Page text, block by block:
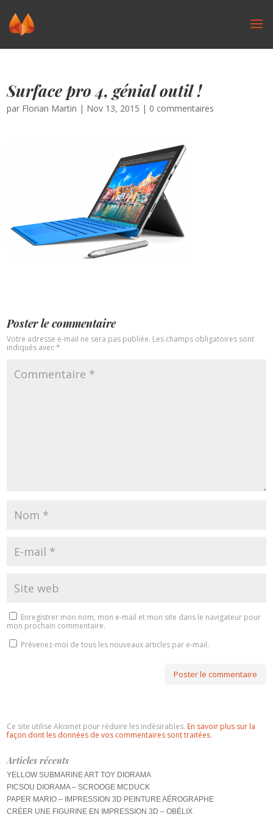
Surface pro 4, génial outil !
par Florian Martin | Nov 13, 2015 | 0 commentaires
Poster le commentaire
Votre adresse e-mail ne sera pas publiée. Les champs obligatoires sont
indiqués avec*
Enregistrer mon nom, mon e-mail et mon site dans le navigateur pour
mon prochain commentaire.
Prévenez-moi de tous les nouveaux articles par e-mail.
Ce site utilise Akismet pour réduire les indésirables. En savoir plus sur la
façon dont les données de vos commentaires sont traitées.
Articles récents
YELLOW SUBMARINE ART TOY DIORAMA
PICSOU DIORAMA – SCROOGE MCDUCK
PAPER MARIO – IMPRESSION 3D PEINTURE AÉROGRAPHE
CRÉER UNE FIGURINE EN IMPRESSION 3D – OBÉLIX